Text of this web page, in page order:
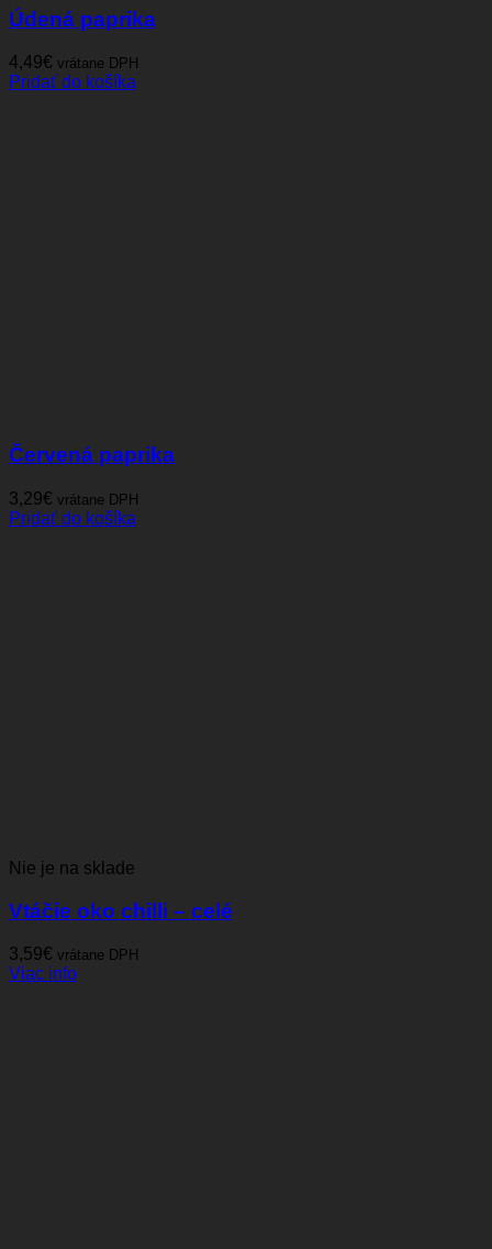
Údená paprika
4,49€ vrátane DPH
Pridať do košíka
Červená paprika
3,29€ vrátane DPH
Pridať do košíka
Nie je na sklade
Vtáčie oko chilli – celé
3,59€ vrátane DPH
Viac info